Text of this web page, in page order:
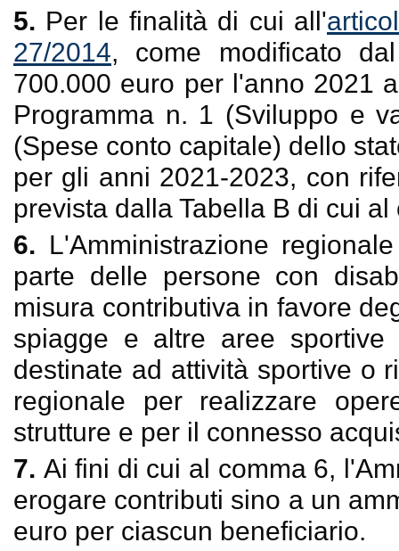
5. Per le finalità di cui all'
27/2014, come modificato
700.000 euro per l'anno 2021
Programma n. 1 (Sviluppo e
(Spese conto capitale) dello
per gli anni 2021-2023, con
prevista dalla Tabella B di cui al
6. L'Amministrazione
parte delle persone con
misura contributiva in favore
spiagge e altre aree
destinate ad attività sportive o
regionale per realizzare
strutture e per il connesso
7. Ai fini di cui al comma 6,
erogare contributi sino a un
euro per ciascun beneficiario.